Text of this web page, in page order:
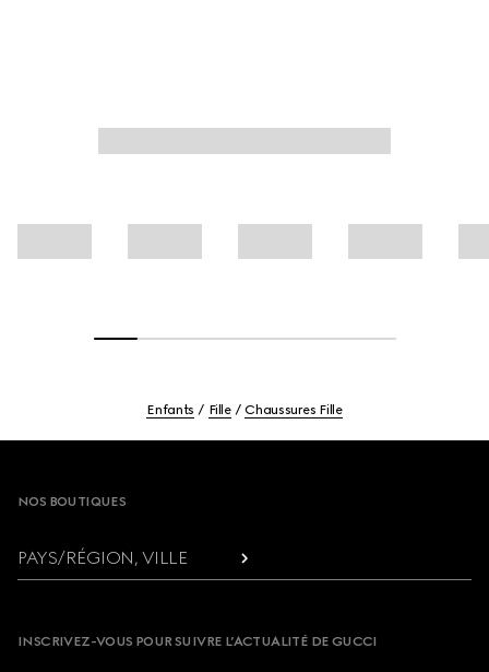
Enfants Fille Chaussures Fille
NOS BOUTIQUES
PAYS/RÉGION, VILLE
INSCRIVEZ-VOUS POUR SUIVRE L’ACTUALITÉ DE GUCCI